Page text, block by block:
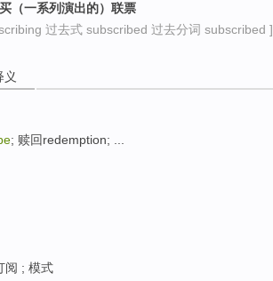
（一系列演出的）联票
过去式 subscribed 过去分词 subscribed ]
义
; 赎回redemption; ...
阅 ; 模式